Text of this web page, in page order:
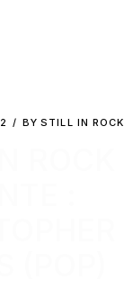
BY STILL IN ROCK